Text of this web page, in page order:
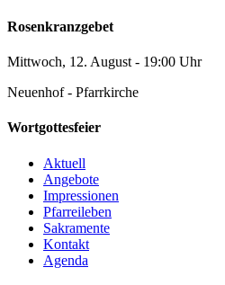
Rosenkranzgebet
Mittwoch, 12. August - 19:00 Uhr
Neuenhof - Pfarrkirche
Wortgottesfeier
Aktuell
Angebote
Impressionen
Pfarreileben
Sakramente
Kontakt
Agenda